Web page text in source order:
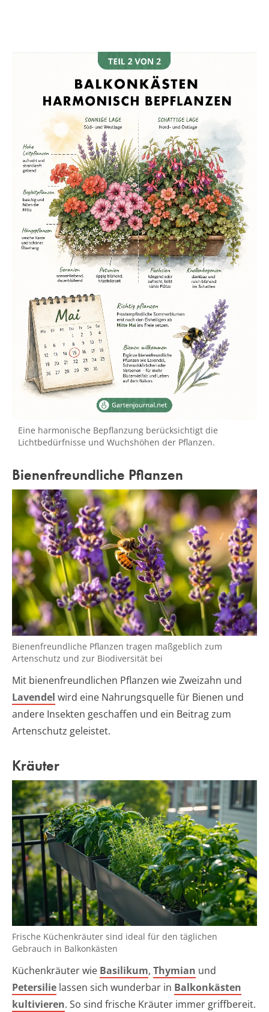
Eine harmonische Bepflanzung berücksichtigt die
Lichtbedürfnisse und Wuchshöhen der Pflanzen.
Bienenfreundliche Pflanzen
Bienenfreundliche Pflanzen tragen maßgeblich zum
Artenschutz und zur Biodiversität bei
Mit bienenfreundlichen Pflanzen wie Zweizahn und
Lavendel wird eine Nahrungsquelle für Bienen und
andere Insekten geschaffen und ein Beitrag zum
Artenschutz geleistet.
Kräuter
Frische Küchenkräuter sind ideal für den täglichen
Gebrauch in Balkonkästen
Küchenkräuter wie Basilikum, Thymian und
Petersilie lassen sich wunderbar in Balkonkästen
kultivieren. So sind frische Kräuter immer griffbereit.